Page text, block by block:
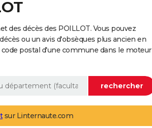
des décès des POILLOT. Vous pouvez
ou un avis d'obsèques plus ancien en
postal d'une commune dans le moteur
sur Linternaute.com